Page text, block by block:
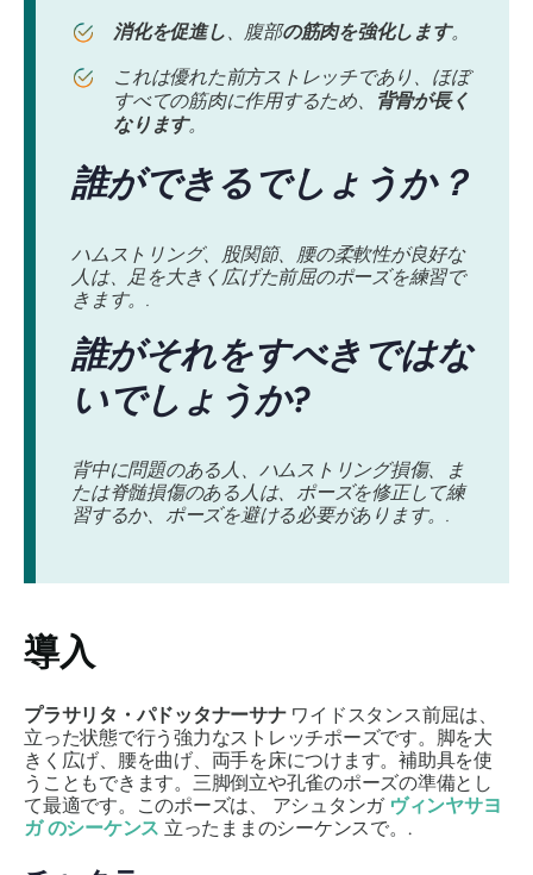
消化を促進し、腹部の筋肉を強化します。
これは優れた前方ストレッチであり、ほぼ
すべての筋肉に作用するため、
背骨が長く
なります。
誰ができるでしょうか？
ハムストリング、股関節、腰の柔軟性が良好な
人は、足を大きく広げた前屈のポーズを練習で
きます。.
誰がそれをすべきではな
いでしょうか?
背中に問題のある人、ハムストリング損傷、ま
たは脊髄損傷のある人は、ポーズを修正して練
習するか、ポーズを避ける必要があります。.
導入
プラサリタ・パドッタナーサナワイドスタンス前屈は、
立った状態で行う強力なストレッチポーズです。脚を大
きく広げ、腰を曲げ、両手を床につけます。補助具を使
うこともできます。三脚倒立や孔雀のポーズの準備とし
て最適です。このポーズは、 アシュタンガ ヴィンヤサヨ
ガのシーケンス 立ったままのシーケンスで。.